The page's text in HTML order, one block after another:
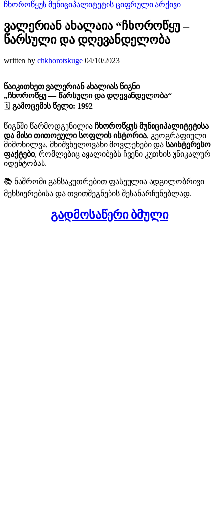
ჩხოროწყუს მუნიციპალიტეტის ციფრული არქივი
ვალერიან ახალაია “ჩხოროწყუ –
წარსული და დღევანდელობა
written by chkhorotskuge 04/10/2023
წაიკითხეთ ვალერიან ახალიას წიგნი
„ჩხოროწყუ — წარსული და დღევანდელობა“
🗓 გამოცემის წელი: 1992
წიგნში წარმოდგენილია ჩხოროწყუს მუნიციპალიტეტისა
და მისი თითოეული სოფლის ისტორია, გეოგრაფიული
მიმოხილვა, მნიშვნელოვანი მოვლენები და საინტერესო
ფაქტები, რომლებიც აყალიბებს ჩვენი კუთხის უნიკალურ
იდენტობას.
📚 ნაშრომი განსაკუთრებით ფასეულია ადგილობრივი
მეხსიერებისა და თვითშეგნების შესანარჩუნებლად.
გადმოსაწერი ბმული